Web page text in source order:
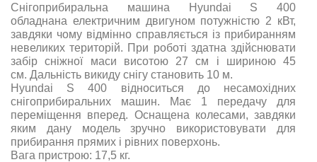
Снігоприбиральна машина Hyundai S 400
обладнана електричним двигуном потужністю 2 кВт,
завдяки чому відмінно справляється із прибиранням
невеликих територій. При роботі здатна здійснювати
забір сніжної маси висотою 27 см і шириною 45
см. Дальність викиду снігу становить 10 м.
Hyundai S 400 відноситься до несамохідних
снігоприбиральних машин. Має 1 передачу для
переміщення вперед. Оснащена колесами, завдяки
яким дану модель зручно використовувати для
прибирання прямих і рівних поверхонь.
Вага пристрою: 17,5 кг.